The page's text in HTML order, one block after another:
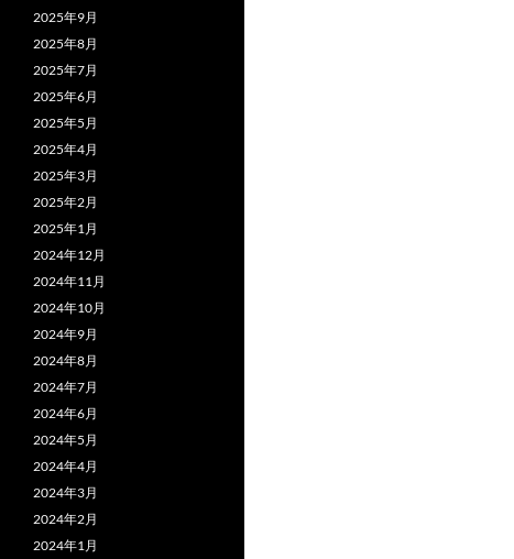
2025年9月
2025年8月
2025年7月
2025年6月
2025年5月
2025年4月
2025年3月
2025年2月
2025年1月
2024年12月
2024年11月
2024年10月
2024年9月
2024年8月
2024年7月
2024年6月
2024年5月
2024年4月
2024年3月
2024年2月
2024年1月